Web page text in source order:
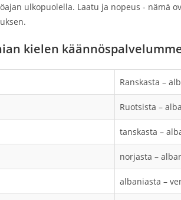
ulkopuolella. Laatu ja nopeus - nämä
kielen
Ranskasta –
Ruotsista –
tanskasta –
norjasta –
albaniasta –